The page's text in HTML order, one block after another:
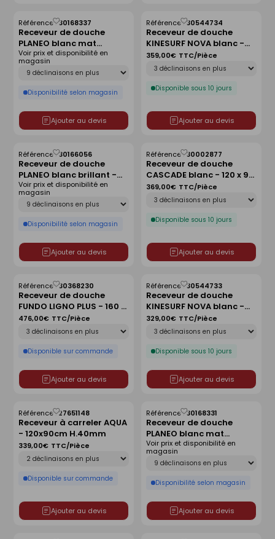
Receveur de douche
PLANEO blanc mat
antidérapant - 180 x 90
cm
Référence :30168337
Déclinaison
Disponibilité selon magasin
Voir prix et disponibilité en
magasin
Ajouter au devis
Enregistrer
comme
liste
Receveur de douche
KINESURF NOVA blanc -
120x90 cm
Référence :30544734
Disponible sous 10 jours
359,00€ TTC/Pièce
Ajouter au devis
Enregistrer
comme
liste
Receveur de douche
PLANEO blanc brillant -
80 x 80 cm
Référence :30166056
Déclinaison
Disponibilité selon magasin
Voir prix et disponibilité en
magasin
Ajouter au devis
Enregistrer
comme
liste
Receveur de douche
CASCADE blanc - 120 x 90
cm
Référence :30002877
Disponible sous 10 jours
369,00€ TTC/Pièce
Ajouter au devis
Enregistrer
comme
liste
Receveur de douche
FUNDO LIGNO PLUS - 160 x
90 cm
Référence :30368230
Disponible sur commande
476,00€ TTC/Pièce
Ajouter au devis
Enregistrer
comme
liste
Receveur de douche
KINESURF NOVA blanc -
90x90 cm
Référence :30544733
Disponible sous 10 jours
329,00€ TTC/Pièce
Ajouter au devis
Enregistrer
comme
liste
Receveur à carreler AQUA
- 120x90cm H.40mm
Référence :27651148
Disponible sur commande
339,00€ TTC/Pièce
Ajouter au devis
Enregistrer
comme
liste
Receveur de douche
PLANEO blanc mat
antidérapant - 120 x 90
cm
Référence :30168331
Déclinaison
Disponibilité selon magasin
Voir prix et disponibilité en
magasin
Ajouter au devis
Enregistrer
comme
liste